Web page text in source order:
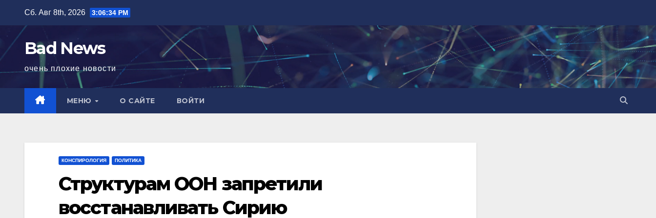
содержимому
Сб. Авг 8th, 2026 3:06:35 PM
Bad News
очень плохие новости
МЕНЮ О САЙТЕ ВОЙТИ
КОНСПИРОЛОГИЯ ПОЛИТИКА
Структурам ООН запретили
восстанавливать Сирию